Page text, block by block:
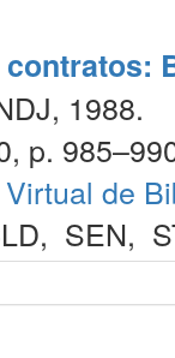
1988.
p.
de
, SEN,